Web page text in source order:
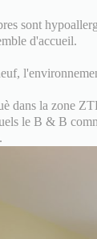
sont
d'accueil.
dans la zone
le B & B